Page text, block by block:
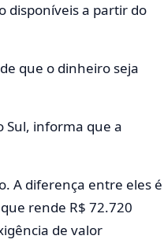
disponíveis a partir do
que o dinheiro seja
Sul, informa que a
A diferença entre eles é
rende R$ 72.720
de valor